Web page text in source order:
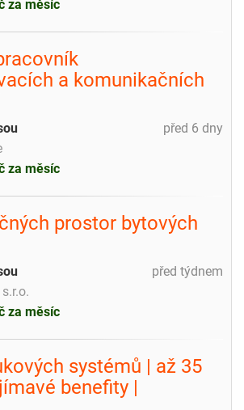
za měsíc
a komunikačních
před 6 dny
za měsíc
prostor bytových
před týdnem
za měsíc
systémů | až 35
benefity |